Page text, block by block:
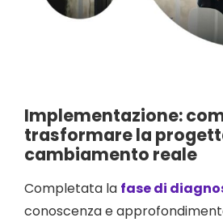
Implementazione:
trasformare la
cambiamento reale
Completata la fase di
conoscenza e